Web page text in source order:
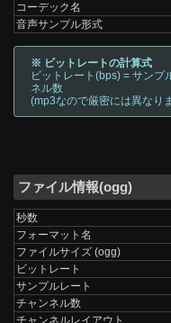
コーデック名
音声サンプル形式
※ ビットレートの計算式
ビットレート(bps) = サンプ
ネル数
(mp3なので厳密には異なり
ファイル情報(ogg)
秒数
フォーマット名
ファイルサイズ (ogg)
ビットレート
サンプルレート
チャンネル数
チャンネルレイアウト